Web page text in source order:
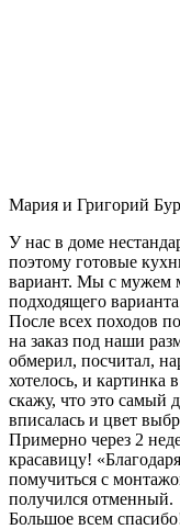
Мария и Григорий
У нас в доме
поэтому готовые
вариант. Мы с мужем
подходящего
После всех походов
на заказ под наши
обмерил, посчитал,
хотелось, и картинка
скажу, что это самый
вписалась и цвет
Примерно через 2
красавицу!
помучиться с
получился отменный.
Большое всем